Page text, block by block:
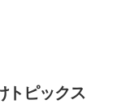
トピックス